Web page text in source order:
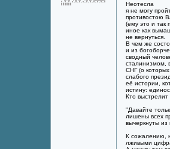
Неотесла
я не могу
противостою
(ему это и так
иное как
не вернуться.
В чем же
и из
сводный
сталинизмом,
СНГ (о
слабого
её истории,
истину:
Кто
"Давайте
лишены всех
вычеркнуты из
К сожалению,
лживыми